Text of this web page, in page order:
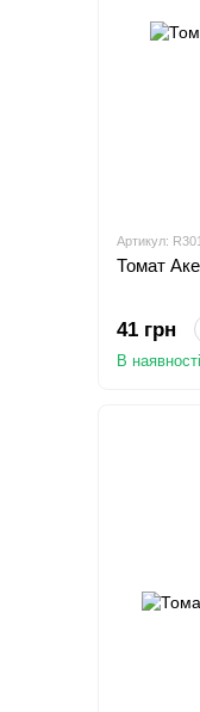
Артикул:
Томат
41 грн
В наявності